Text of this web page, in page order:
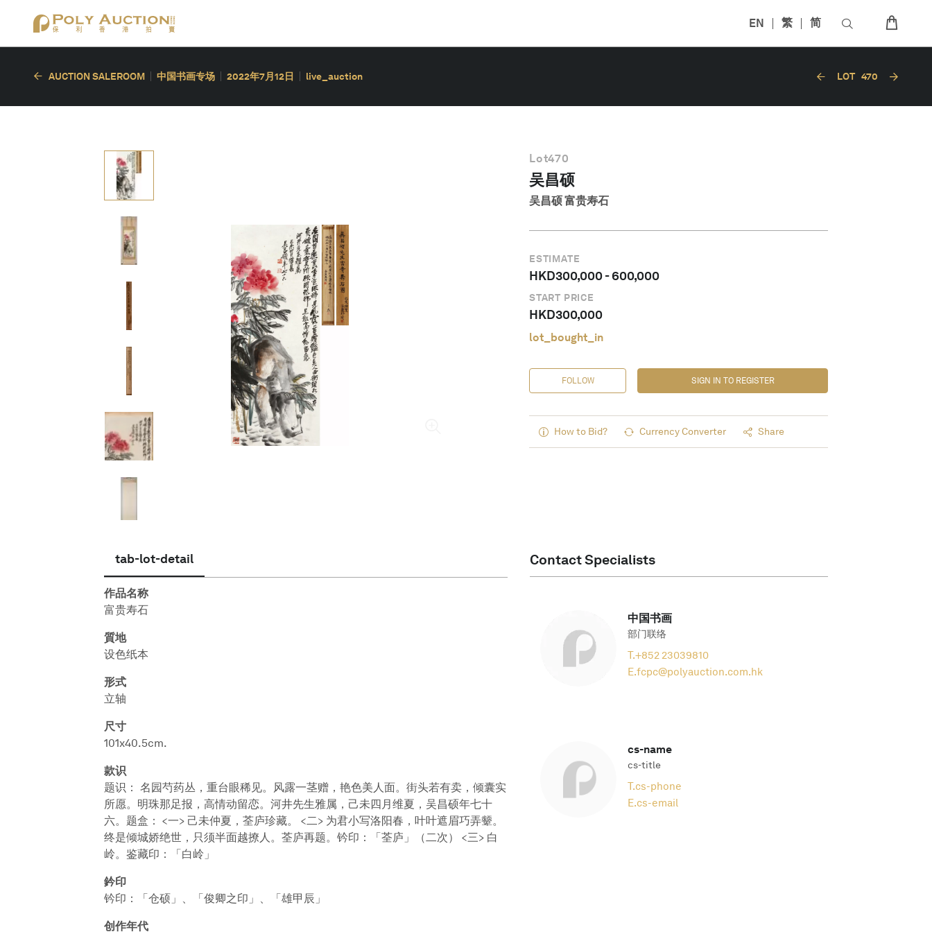
EN 繁 简
简体中文
AUCTION SALEROOM 中国书画专场 2022年7月12日 live_auction LOT 470
Lot470
吴昌硕
吴昌硕 富贵寿石
ESTIMATE
HKD300,000-600,000
START PRICE
HKD300,000
lot_bought_in
FOLLOW SIGN IN TO REGISTER
How to Bid? Currency Converter Share
tab-lot-detail
作品名称
富贵寿石
質地
设色纸本
形式
立轴
尺寸
101x40.5cm.
款识
题识： 名园芍药丛，重台眼稀见。风露一茎赠，艳色美人面。街头若有卖，倾囊实
所愿。明珠那足报，高情动留恋。河井先生雅属，己未四月维夏，吴昌硕年七十
六。题盒： <一> 己未仲夏，荃庐珍藏。 <二> 为君小写洛阳春，叶叶遮眉巧弄颦。
终是倾城娇绝世，只须半面越撩人。荃庐再题。钤印：「荃庐」（二次） <三> 白
岭。鉴藏印：「白岭」
鈐印
钤印：「仓硕」、「俊卿之印」、「雄甲辰」
创作年代
Contact Specialists
中国书画
部门联络
T.+852 23039810
E.fcpc@polyauction.com.hk
cs-name
cs-title
T.cs-phone
E.cs-email